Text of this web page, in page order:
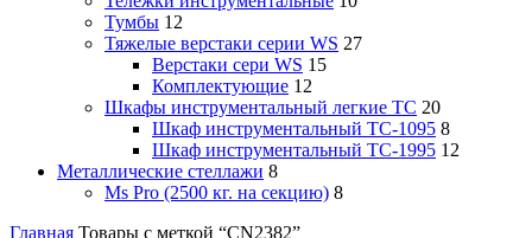
Тумбы 12
Тяжелые верстаки серии WS 27
Верстаки сери WS 15
Комплектующие 12
Шкафы инструментальный легкие ТС 20
Шкаф инструментальный TC-1095 8
Шкаф инструментальный TC-1995 12
Металлические стеллажи 8
Ms Pro (2500 кг. на секцию) 8
Главная Товары с меткой “CN2382”